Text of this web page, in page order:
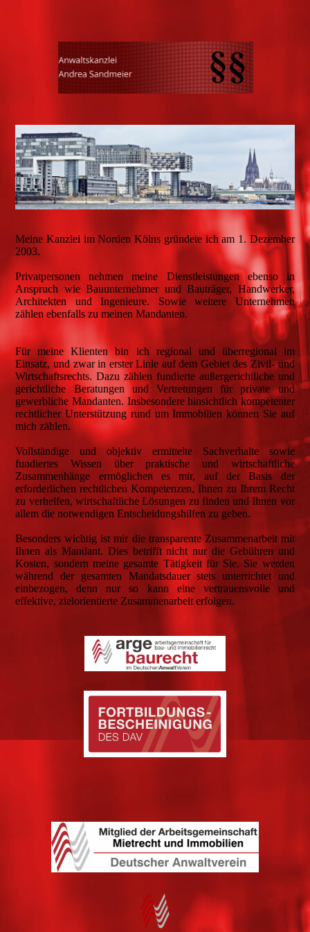
Meine Kanzlei im Norden Kölns gründete ich am 1. Dezember
2003.
Privatpersonen nehmen meine Dienstleistungen ebenso in
Anspruch wie Bauunternehmer und Bauträger, Handwerker,
Architekten und Ingenieure. Sowie weitere Unternehmen
zählen ebenfalls zu meinen Mandanten.
Für meine Klienten bin ich regional und überregional im
Einsatz, und zwar in erster Linie auf dem Gebiet des Zivil- und
Wirtschaftsrechts. Dazu zählen fundierte außergerichtliche und
gerichtliche Beratungen und Vertretungen für private und
gewerbliche Mandanten. Insbesondere hinsichtlich kompetenter
rechtlicher Unterstützung rund um Immobilien können Sie auf
mich zählen.
Vollständige und objektiv ermittelte Sachverhalte sowie
fundiertes Wissen über praktische und wirtschaftliche
Zusammenhänge ermöglichen es mir, auf der Basis der
erforderlichen rechtlichen Kompetenzen, Ihnen zu Ihrem Recht
zu verhelfen, wirtschaftliche Lösungen zu finden und Ihnen vor
allem die notwendigen Entscheidungshilfen zu geben.
Besonders wichtig ist mir die transparente Zusammenarbeit mit
Ihnen als Mandant. Dies betrifft nicht nur die Gebühren und
Kosten, sondern meine gesamte Tätigkeit für Sie. Sie werden
während der gesamten Mandatsdauer stets unterrichtet und
einbezogen, denn nur so kann eine vertrauensvolle und
effektive, zielorientierte Zusammenarbeit erfolgen.